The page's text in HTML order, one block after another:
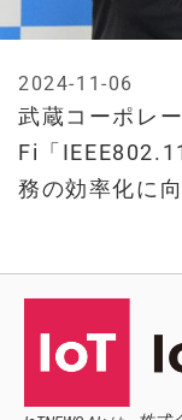
武蔵コーポレ
Fi「
務の効率化に
2024-11-06